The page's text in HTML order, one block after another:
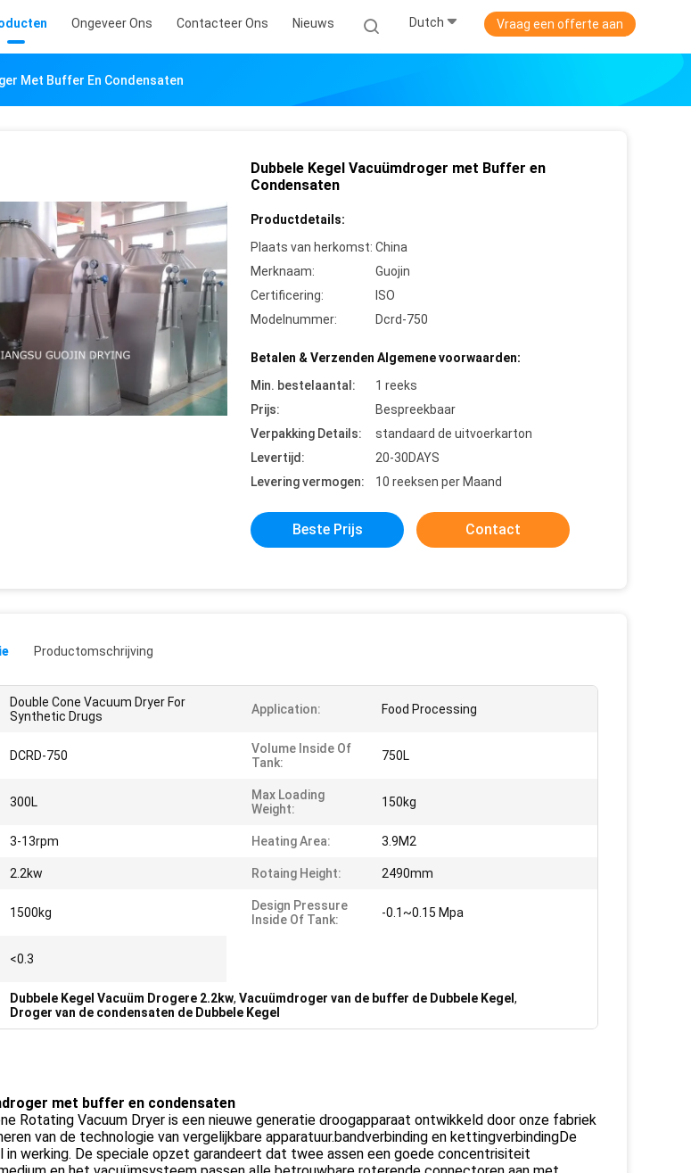
Ongeveer Ons Contacteer Ons Nieuws Dutch Vraag een offerte aan
Met Buffer En Condensaten
Dubbele Kegel Vacuümdroger met Buffer en
Condensaten
Productdetails:
Plaats van herkomst: China
Merknaam:
Guojin
Certificering:
ISO
Modelnummer:
Dcrd-750
Betalen & Verzenden Algemene voorwaarden:
Min. bestelaantal:
1 reeks
Prijs:
Bespreekbaar
Verpakking Details:
standaard de uitvoerkarton
Levertijd:
20-30DAYS
Levering vermogen:
10 reeksen per Maand
Beste Prijs Contact
Productomschrijving
Double Cone Vacuum Dryer For
Synthetic Drugs
Application: Food Processing
DCRD-750
Volume Inside Of
Tank:
750L
300L
Max Loading
Weight:
150kg
3-13rpm Heating Area: 3.9M2
2.2kw Rotaing Height: 2490mm
1500kg
Design Pressure
Inside Of Tank:
-0.1~0.15 Mpa
<0.3
Dubbele Kegel Vacuüm Drogere 2.2kw, Vacuümdroger van de buffer de Dubbele Kegel ,
Droger van de condensaten de Dubbele Kegel
met buffer en condensaten
Rotating Vacuum Dryer is een nieuwe generatie droogapparaat ontwikkeld door onze fabriek
van de technologie van vergelijkbare apparatuur.bandverbinding en kettingverbindingDe
in werking. De speciale opzet garandeert dat twee assen een goede concentrisiteit